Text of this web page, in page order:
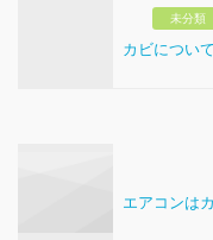
未分類
カビについ
エアコンは